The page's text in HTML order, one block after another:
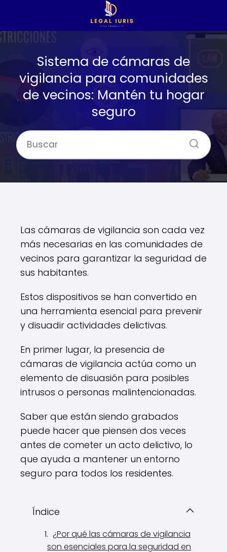
Sistema de cámaras de
vigilancia para comunidades
de vecinos: Mantén tu hogar
seguro
Las cámaras de vigilancia son cada vez
más necesarias en las comunidades de
vecinos para garantizar la seguridad de
sus habitantes.
Estos dispositivos se han convertido en
una herramienta esencial para prevenir
y disuadir actividades delictivas.
En primer lugar, la presencia de
cámaras de vigilancia actúa como un
elemento de disuasión para posibles
intrusos o personas malintencionadas.
Saber que están siendo grabados
puede hacer que piensen dos veces
antes de cometer un acto delictivo, lo
que ayuda a mantener un entorno
seguro para todos los residentes.
Índice
¿Por qué las cámaras de vigilancia
son esenciales para la seguridad en